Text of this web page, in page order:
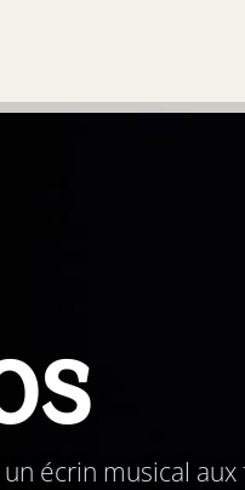
écrin musical